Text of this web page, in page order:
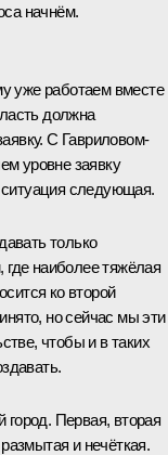
начнём.
уже работаем вместе
должна
С Гавриловом-
уровне заявку
следующая.
только
где наиболее тяжёлая
ко второй
но сейчас мы эти
чтобы и в таких
город. Первая, вторая
размытая и нечёткая.